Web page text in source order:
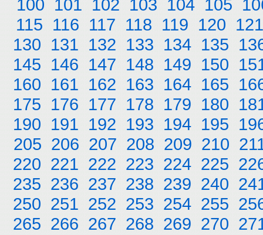
100 101 102 103 104 105
115 116 117 118 119 120 121
130 131 132 133 134 135
145 146 147 148 149 150
160 161 162 163 164 165
175 176 177 178 179 180
190 191 192 193 194 195
205 206 207 208 209 210
220 221 222 223 224 225
235 236 237 238 239 240
250 251 252 253 254 255
265 266 267 268 269 270